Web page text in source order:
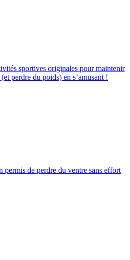
sportives originales pour maintenir
perdre du poids) en sʼamusant !
permis de perdre du ventre sans effort